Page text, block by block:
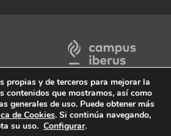
propias y de terceros para mejorar la
contenidos que mostramos, así como
generales de uso. Puede obtener más
de Cookies. Si continúa navegando,
su uso. Configurar.